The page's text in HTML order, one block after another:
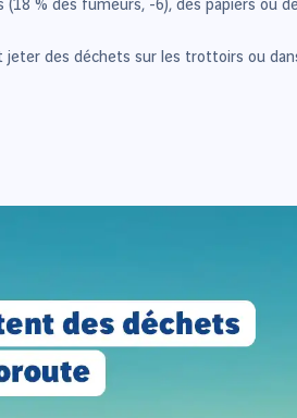
% des fumeurs, -6), des papiers ou
des déchets sur les trottoirs ou